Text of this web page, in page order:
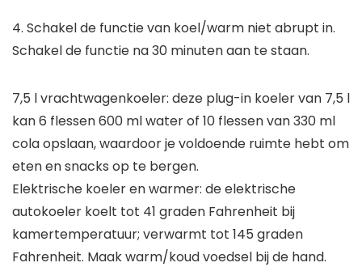
4. Schakel de functie van koel/warm niet abrupt in.
Schakel de functie na 30 minuten aan te staan.
7,5 l vrachtwagenkoeler: deze plug-in koeler van 7,5 l
kan 6 flessen 600 ml water of 10 flessen van 330 ml
cola opslaan, waardoor je voldoende ruimte hebt om
eten en snacks op te bergen.
Elektrische koeler en warmer: de elektrische
autokoeler koelt tot 41 graden Fahrenheit bij
kamertemperatuur; verwarmt tot 145 graden
Fahrenheit. Maak warm/koud voedsel bij de hand.